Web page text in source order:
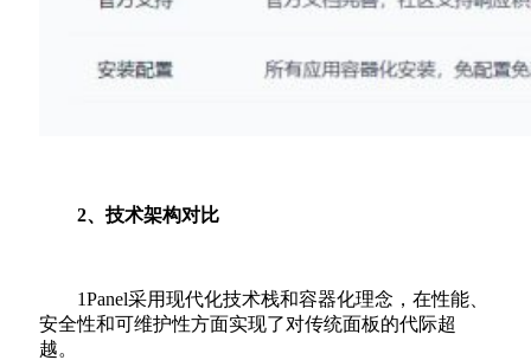
2、技术架构对比
1Panel采用现代化技术栈和容器化理念，在性能、
安全性和可维护性方面实现了对传统面板的代际超
越。